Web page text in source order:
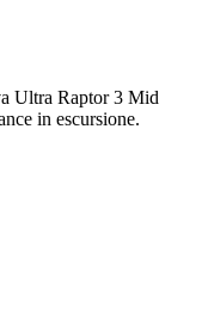
Ultra Raptor 3 Mid
in escursione.